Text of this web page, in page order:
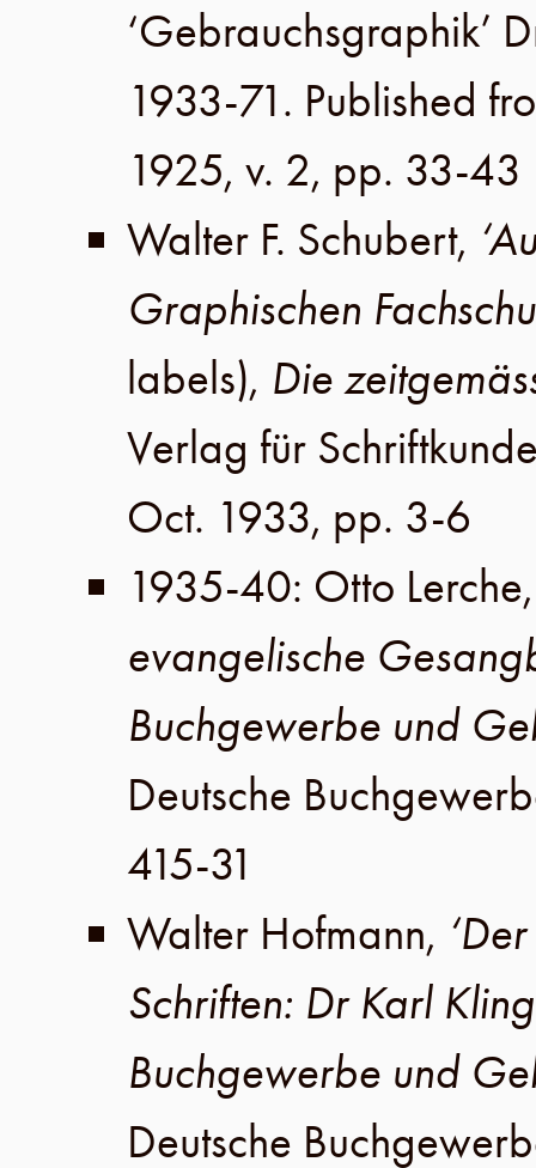
‘Gebrauchsgraphik’
1933-71. Published
1925, v. 2, pp. 33-43
Walter F. Schubert,
Graphischen
labels), Die
Verlag für
Oct. 1933, pp. 3-6
1935-40: Otto Lerche
evangelische
Buchgewerbe und
Deutsche
415-31
Walter Hofmann,
Schriften: Dr Karl
Buchgewerbe und
Deutsche